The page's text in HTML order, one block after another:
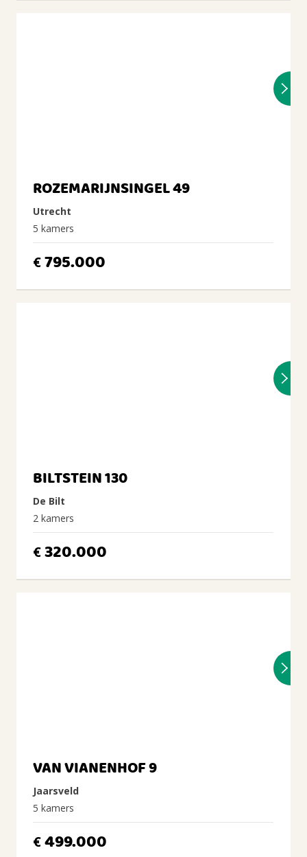
ROZEMARIJNSINGEL 49
Utrecht
5 kamers
€795.000
BILTSTEIN 130
De Bilt
2 kamers
€320.000
VAN VIANENHOF 9
Jaarsveld
5 kamers
€499.000